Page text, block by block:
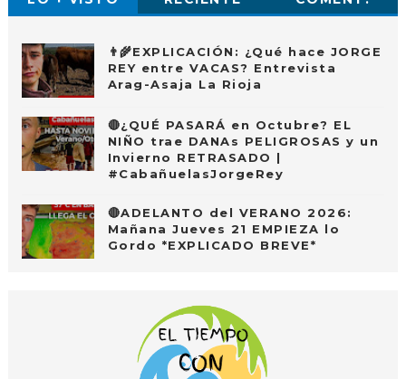
👨‍🌾EXPLICACIÓN: ¿Qué hace JORGE
REY entre VACAS? Entrevista
Arag-Asaja La Rioja
🔴¿QUÉ PASARÁ en Octubre? EL
NIÑO trae DANAs PELIGROSAS y un
Invierno RETRASADO |
#CabañuelasJorgeRey
🔴ADELANTO del VERANO 2026:
Mañana Jueves 21 EMPIEZA lo
Gordo *EXPLICADO BREVE*